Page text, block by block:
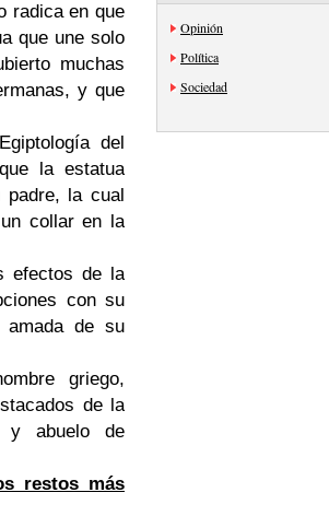
radica en que
que une solo
muchas
y que
del
la estatua
la cual
collar en la
efectos de la
con su
de su
griego,
de la
y abuelo de
restos más
Opinión
Política
Sociedad